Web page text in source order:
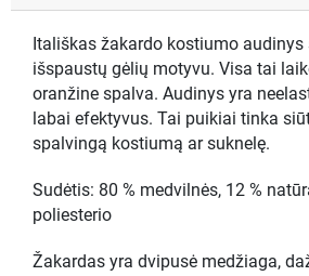
Itališkas žakardo kostiumo audinys
išspaustų gėlių motyvu. Visa tai
oranžine spalva. Audinys yra
labai efektyvus. Tai puikiai tinka
spalvingą kostiumą ar suknelę.
Sudėtis: 80 % medvilnės, 12 %
poliesterio
Žakardas yra dvipusė medžiaga,